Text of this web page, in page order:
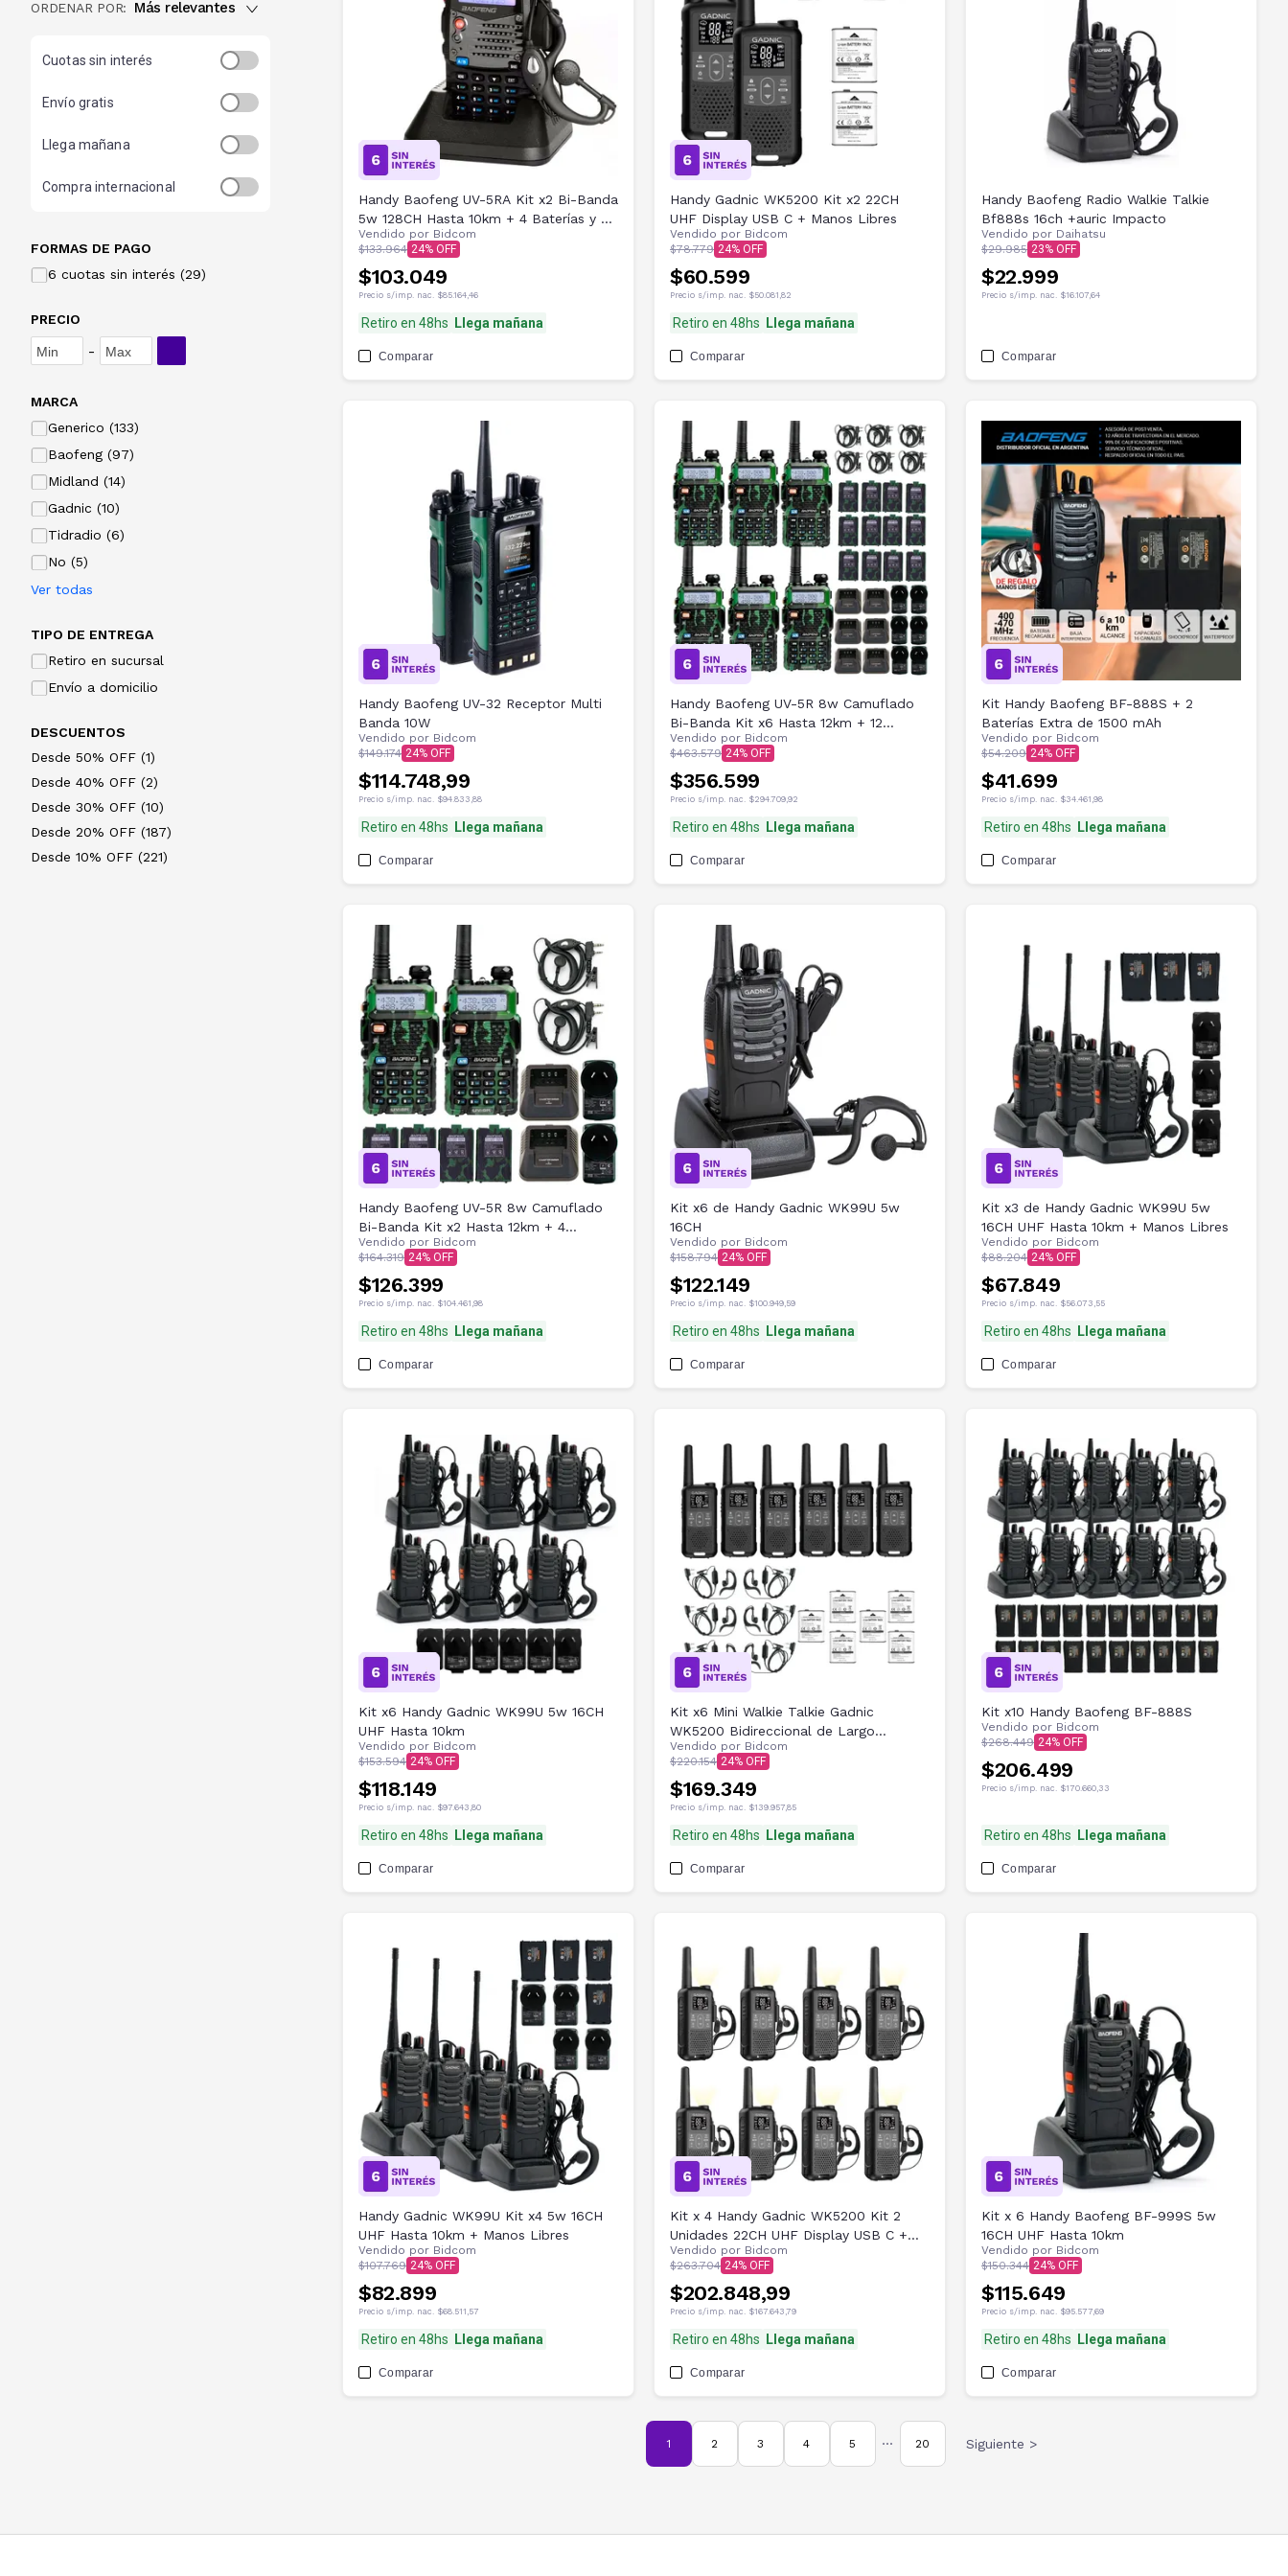
ORDENAR POR: Más relevantes
Cuotas sin interés
Envío gratis
Llega mañana
Compra internacional
FORMAS DE PAGO
6 cuotas sin interés (29)
PRECIO
-
MARCA
Generico (133)
Baofeng (97)
Midland (14)
Gadnic (10)
Tidradio (6)
No (5)
Ver todas
TIPO DE ENTREGA
Retiro en sucursal
Envío a domicilio
DESCUENTOS
Desde 50% OFF (1)
Desde 40% OFF (2)
Desde 30% OFF (10)
Desde 20% OFF (187)
Desde 10% OFF (221)
Handy Baofeng UV-5RA Kit x2 Bi-Banda
5w 128CH Hasta 10km + 4 Baterías y 2
Manos Libres
Vendido por Bidcom
$133.964 24
$103.049
Precio s/imp. nac. $85.164,46
Retiro en 48hs Llega mañana
Comparar
Handy Gadnic WK5200 Kit x2 22CH
UHF Display USB C + Manos Libres
Vendido por Bidcom
$78.779 24
$60.599
Precio s/imp. nac. $50.081,82
Retiro en 48hs Llega mañana
Comparar
Handy Baofeng Radio Walkie Talkie
Bf888s 16ch +auric Impacto
Vendido por Daihatsu
$29.985 23
$22.999
Precio s/imp. nac. $16.107,64
Comparar
Handy Baofeng UV-32 Receptor Multi
Banda 10W
Vendido por Bidcom
$149.174 24
$114.748,99
Precio s/imp. nac. $94.833,88
Retiro en 48hs Llega mañana
Comparar
Handy Baofeng UV-5R 8w Camuflado
Bi-Banda Kit x6 Hasta 12km + 12
Baterías y 6 Manos Libres
Vendido por Bidcom
$463.579 24
$356.599
Precio s/imp. nac. $294.709,92
Retiro en 48hs Llega mañana
Comparar
Kit Handy Baofeng BF-888S + 2
Baterías Extra de 1500 mAh
Vendido por Bidcom
$54.209 24
$41.699
Precio s/imp. nac. $34.461,98
Retiro en 48hs Llega mañana
Comparar
Handy Baofeng UV-5R 8w Camuflado
Bi-Banda Kit x2 Hasta 12km + 4
Baterías y 2 Manos Libres
Vendido por Bidcom
$164.319 24
$126.399
Precio s/imp. nac. $104.461,98
Retiro en 48hs Llega mañana
Comparar
Kit x6 de Handy Gadnic WK99U 5w
16CH
Vendido por Bidcom
$158.794 24
$122.149
Precio s/imp. nac. $100.949,59
Retiro en 48hs Llega mañana
Comparar
Kit x3 de Handy Gadnic WK99U 5w
16CH UHF Hasta 10km + Manos Libres
Vendido por Bidcom
$88.204 24
$67.849
Precio s/imp. nac. $56.073,55
Retiro en 48hs Llega mañana
Comparar
Kit x6 Handy Gadnic WK99U 5w 16CH
UHF Hasta 10km
Vendido por Bidcom
$153.594 24
$118.149
Precio s/imp. nac. $97.643,80
Retiro en 48hs Llega mañana
Comparar
Kit x6 Mini Walkie Talkie Gadnic
WK5200 Bidireccional de Largo
Alcance
Vendido por Bidcom
$220.154 24
$169.349
Precio s/imp. nac. $139.957,85
Retiro en 48hs Llega mañana
Comparar
Kit x10 Handy Baofeng BF-888S
Vendido por Bidcom
$268.449 24
$206.499
Precio s/imp. nac. $170.660,33
Retiro en 48hs Llega mañana
Comparar
Handy Gadnic WK99U Kit x4 5w 16CH
UHF Hasta 10km + Manos Libres
Vendido por Bidcom
$107.769 24
$82.899
Precio s/imp. nac. $68.511,57
Retiro en 48hs Llega mañana
Comparar
Kit x 4 Handy Gadnic WK5200 Kit 2
Unidades 22CH UHF Display USB C +
Manos Libres
Vendido por Bidcom
$263.704 24
$202.848,99
Precio s/imp. nac. $167.643,79
Retiro en 48hs Llega mañana
Comparar
Kit x 6 Handy Baofeng BF-999S 5w
16CH UHF Hasta 10km
Vendido por Bidcom
$150.344 24
$115.649
Precio s/imp. nac. $95.577,69
Retiro en 48hs Llega mañana
Comparar
1 2 3 4 5 ••• 20 Siguiente >